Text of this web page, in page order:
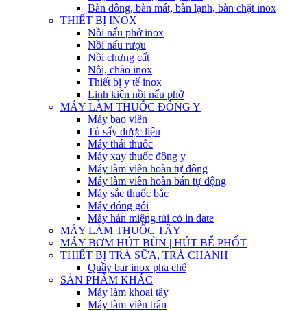
Bàn đông, bàn mát, bàn lạnh, bàn chặt inox
THIẾT BỊ INOX
Nồi nấu phở inox
Nồi nấu rượu
Nồi chưng cất
Nồi, chảo inox
Thiết bị y tế inox
Linh kiện nồi nấu phở
MÁY LÀM THUỐC ĐÔNG Y
Máy bao viên
Tủ sấy dược liệu
Máy thái thuốc
Máy xay thuốc đông y
Máy làm viên hoàn tự động
Máy làm viên hoàn bán tự động
Máy sắc thuốc bắc
Máy đóng gói
Máy hàn miệng túi có in date
MÁY LÀM THUỐC TÂY
MÁY BƠM HÚT BÙN | HÚT BỂ PHỐT
THIẾT BỊ TRÀ SỮA, TRÀ CHANH
Quầy bar inox pha chế
SẢN PHẨM KHÁC
Máy làm khoai tây
Máy làm viên trân